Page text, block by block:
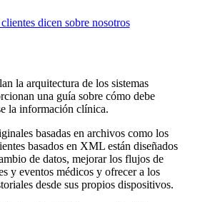
dicen sobre nosotros
la arquitectura de los sistemas
una guía sobre cómo debe
la información clínica.
basadas en archivos como los
basados en XML están diseñados
de datos, mejorar los flujos de
y eventos médicos y ofrecer a los
desde sus propios dispositivos.